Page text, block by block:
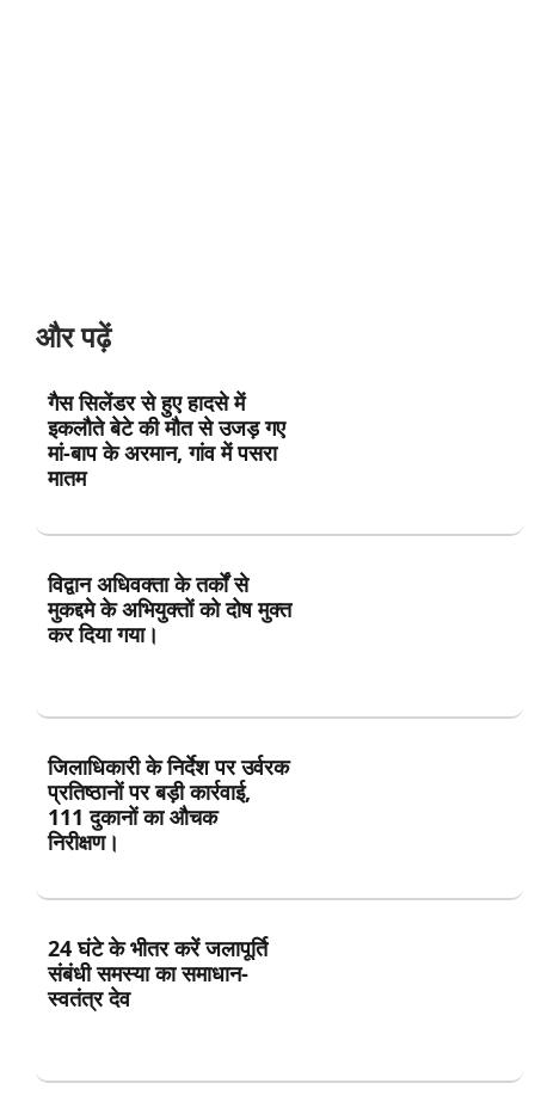
और पढ़ें
गैस सिलेंडर से हुए हादसे में
इकलौते बेटे की मौत से उजड़ गए
मां-बाप के अरमान, गांव में पसरा
मातम
विद्वान अधिवक्ता के तर्कों से
मुकद्दमे के अभियुक्तों को दोष मुक्त
कर दिया गया।
जिलाधिकारी के निर्देश पर उर्वरक
प्रतिष्ठानों पर बड़ी कार्रवाई,
111 दुकानों का औचक
निरीक्षण।
24 घंटे के भीतर करें जलापूर्ति
संबंधी समस्या का समाधान-
स्वतंत्र देव